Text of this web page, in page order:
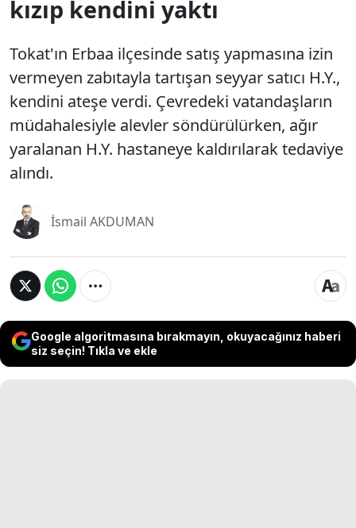
kızıp kendini yaktı
Tokat'ın Erbaa ilçesinde satış yapmasına izin
vermeyen zabıtayla tartışan seyyar satıcı H.Y.,
kendini ateşe verdi. Çevredeki vatandaşların
müdahalesiyle alevler söndürülürken, ağır
yaralanan H.Y. hastaneye kaldırılarak tedaviye
alındı.
İsmail AKDUMAN
Google algoritmasına bırakmayın, okuyacağınız haberi
siz seçin! Tıkla ve ekle